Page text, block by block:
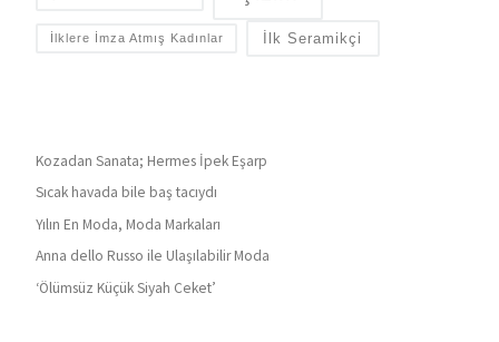
İlklere İmza Atmış Kadınlar İlk Seramikçi
Kozadan Sanata; Hermes İpek Eşarp
Sıcak havada bile baş tacıydı
Yılın En Moda, Moda Markaları
Anna dello Russo ile Ulaşılabilir Moda
‘Ölümsüz Küçük Siyah Ceket’